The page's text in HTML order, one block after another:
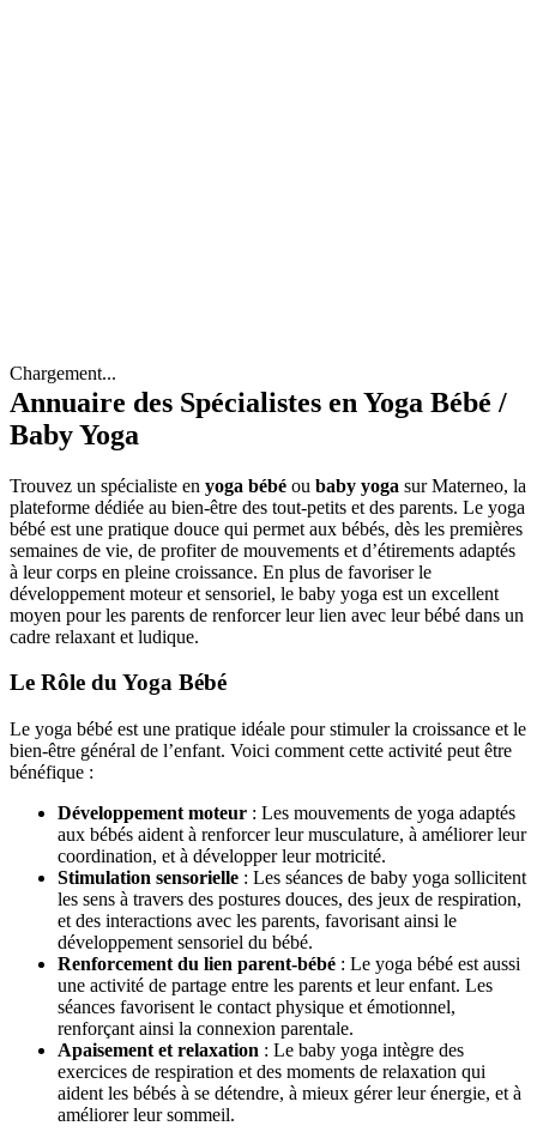
Chargement...
Annuaire des Spécialistes en Yoga Bébé /
Baby Yoga
Trouvez un spécialiste en yoga bébé ou baby yoga sur Materneo, la
plateforme dédiée au bien-être des tout-petits et des parents. Le yoga
bébé est une pratique douce qui permet aux bébés, dès les premières
semaines de vie, de profiter de mouvements et d’étirements adaptés
à leur corps en pleine croissance. En plus de favoriser le
développement moteur et sensoriel, le baby yoga est un excellent
moyen pour les parents de renforcer leur lien avec leur bébé dans un
cadre relaxant et ludique.
Le Rôle du Yoga Bébé
Le yoga bébé est une pratique idéale pour stimuler la croissance et le
bien-être général de l’enfant. Voici comment cette activité peut être
bénéfique :
Développement moteur : Les mouvements de yoga adaptés
aux bébés aident à renforcer leur musculature, à améliorer leur
coordination, et à développer leur motricité.
Stimulation sensorielle : Les séances de baby yoga sollicitent
les sens à travers des postures douces, des jeux de respiration,
et des interactions avec les parents, favorisant ainsi le
développement sensoriel du bébé.
Renforcement du lien parent-bébé : Le yoga bébé est aussi
une activité de partage entre les parents et leur enfant. Les
séances favorisent le contact physique et émotionnel,
renforçant ainsi la connexion parentale.
Apaisement et relaxation : Le baby yoga intègre des
exercices de respiration et des moments de relaxation qui
aident les bébés à se détendre, à mieux gérer leur énergie, et à
améliorer leur sommeil.